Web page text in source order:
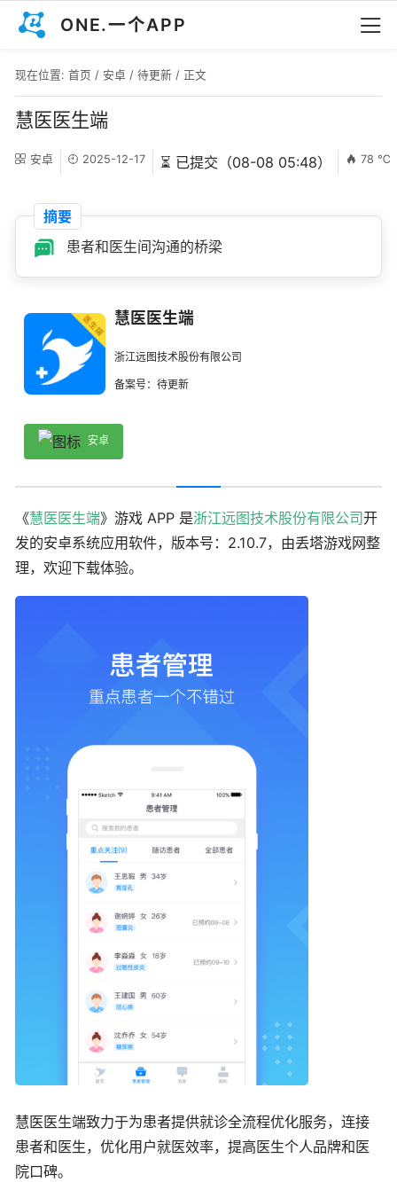
ONE.一个APP
现在位置: 首页 / 安卓 / 待更新 / 正文
慧医医生端
安卓 2025-12-17 ⏳ 已提交（08-08 05:48） 78 ℃
摘要
患者和医生间沟通的桥梁
慧医医生端
浙江远图技术股份有限公司
备案号：待更新
安卓
《慧医医生端》游戏 APP 是浙江远图技术股份有限公司开
发的安卓系统应用软件，版本号：2.10.7，由丢塔游戏网整
理，欢迎下载体验。
慧医医生端致力于为患者提供就诊全流程优化服务，连接
患者和医生，优化用户就医效率，提高医生个人品牌和医
院口碑。